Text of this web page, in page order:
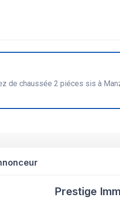
de chaussée 2 piéces sis à
Prestige